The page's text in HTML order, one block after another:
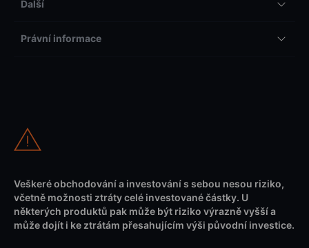
Další
Právní informace
Veškeré obchodování a investování s sebou nesou riziko,
včetně možnosti ztráty celé investované částky. U
některých produktů pak může být riziko výrazně vyšší a
může dojít i ke ztrátám přesahujícím výši původní investice.